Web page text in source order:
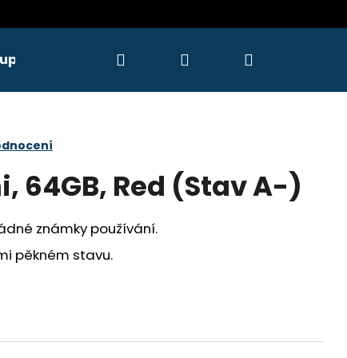
Přihlášení
64GB, Red (Stav A-)
známky používání.
pěkném stavu.